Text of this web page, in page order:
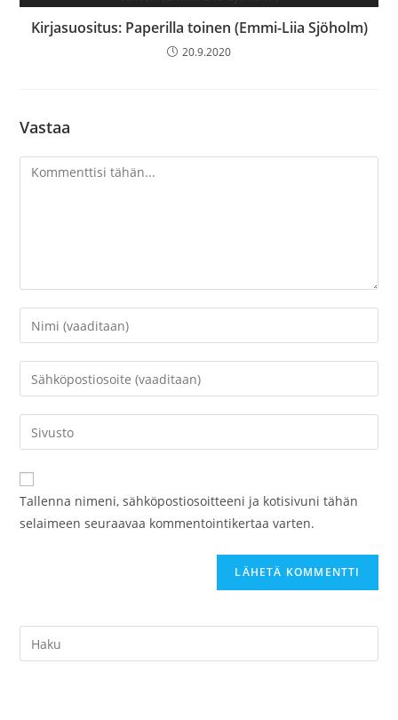
Kirjasuositus: Paperilla toinen (Emmi-Liia Sjöholm)
20.9.2020
Vastaa
Kommentti
Kirjoita
nimesi
tai
käyttäjätunnuksesi
Kirjoita
sähköpostiosoitteesi
kommentoidaksesi
Kirjoita
sivustosi
verkko-
osoite/URL
Tallenna nimeni, sähköpostiosoitteeni ja kotisivuni tähän
selaimeen seuraavaa kommentointikertaa varten.
Search
this